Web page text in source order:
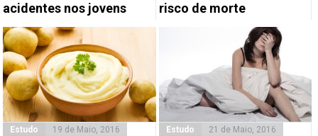
acidentes nos jovens risco de morte
Estudo 19 de Maio, 2016 Estudo 21 de Maio, 2016